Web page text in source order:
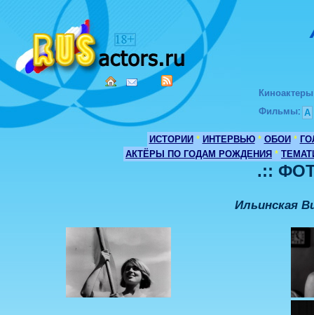
Киноактеры
Фильмы: А
ИСТОРИИ * ИНТЕРВЬЮ * ОБОИ *
АКТЁРЫ ПО ГОДАМ РОЖДЕНИЯ *
.::
Ильинская